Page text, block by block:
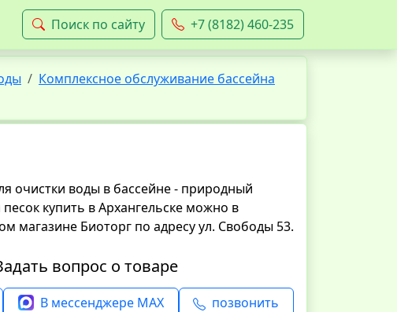
Поиск по сайту +7 (8182) 460-235
Комплексное обслуживание бассейна
очистки воды в бассейне - природный
купить в Архангельске можно в
магазине Биоторг по адресу ул. Свободы 53.
вопрос о товаре
В мессенджере MAX позвонить